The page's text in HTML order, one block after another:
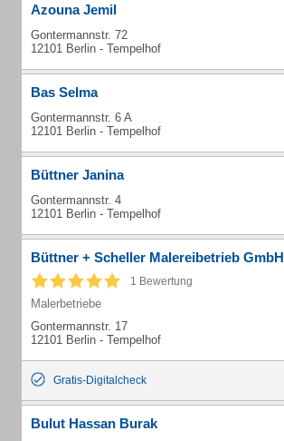
Azouna Jemil
Gontermannstr. 72
12101 Berlin - Tempelhof
Bas Selma
Gontermannstr. 6 A
12101 Berlin - Tempelhof
Büttner Janina
Gontermannstr. 4
12101 Berlin - Tempelhof
Büttner + Scheller Malereibetrieb GmbH
1 Bewertung
Malerbetriebe
Gontermannstr. 17
12101 Berlin - Tempelhof
Gratis-Digitalcheck
Bulut Hassan Burak